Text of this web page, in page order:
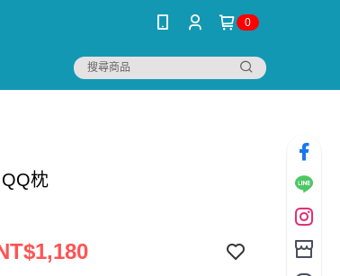
0
QQ枕